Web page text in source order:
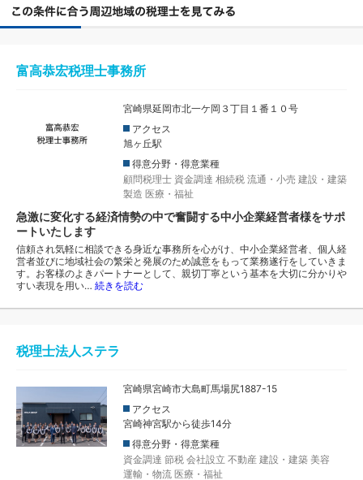
富高恭宏税理士事務所
宮崎県延岡市北一ケ岡３丁目１番１０号
アクセス
旭ヶ丘駅
得意分野・得意業種
顧問税理士 資金調達 相続税 流通・小売 建設・建築
製造 医療・福祉
急激に変化する経済情勢の中で奮闘する中小企業経営者様をサポ
ートいたします
信頼され気軽に相談できる身近な事務所を心がけ、中小企業経営者、個人経
営者並びに地域社会の繁栄と発展のため誠意をもって業務遂行をしていきま
す。お客様のよきパートナーとして、親切丁寧という基本を大切に分かりや
すい表現を用い… 続きを読む
税理士法人ステラ
宮崎県宮崎市大島町馬場尻1887-15
アクセス
宮崎神宮駅から徒歩14分
得意分野・得意業種
資金調達 節税 会社設立 不動産 建設・建築 美容
運輸・物流 医療・福祉